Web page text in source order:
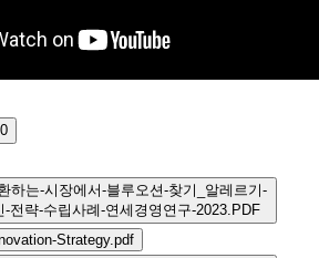
0
하는-시장에서-블루오션-찾기_알레르기-
-전략-수립사례-연세경영연구-2023.PDF
Strategy.pdf